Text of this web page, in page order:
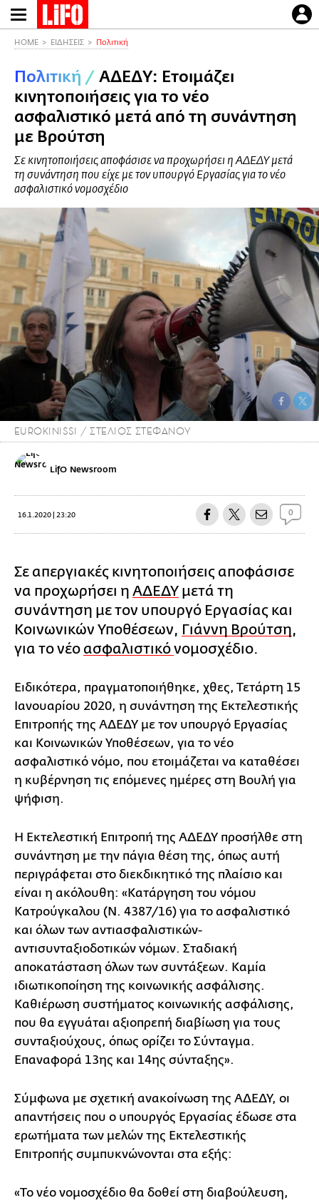
Παράκαμψη
προς
περιεχόμενο
HOME ΕΙΔΗΣΕΙΣ Πολιτική
Πολιτική / ΑΔΕΔΥ: Ετοιμάζει
κινητοποιήσεις για το νέο
ασφαλιστικό μετά από τη συνάντηση
με Βρούτση
Σε κινητοποιήσεις αποφάσισε να προχωρήσει η ΑΔΕΔΥ μετά
τη συνάντηση που είχε με τον υπουργό Εργασίας για το νέο
ασφαλιστικό νομοσχέδιο
EUROKINISSI / ΣΤΕΛΙΟΣ ΣΤΕΦΑΝΟΥ
LifO Newsroom
16.1.2020 | 23:20 0
Σε απεργιακές κινητοποιήσεις αποφάσισε
να προχωρήσει η ΑΔΕΔΥ μετά τη
συνάντηση με τον υπουργό Εργασίας και
Κοινωνικών Υποθέσεων, Γιάννη Βρούτση,
για το νέο ασφαλιστικόνομοσχέδιο.
Ειδικότερα, πραγματοποιήθηκε, χθες, Τετάρτη 15
Ιανουαρίου 2020, η συνάντηση της Εκτελεστικής
Επιτροπής της ΑΔΕΔΥ με τον υπουργό Εργασίας
και Κοινωνικών Υποθέσεων, για το νέο
ασφαλιστικό νόμο, που ετοιμάζεται να καταθέσει
η κυβέρνηση τις επόμενες ημέρες στη Βουλή για
ψήφιση.
Η Εκτελεστική Επιτροπή της ΑΔΕΔΥ προσήλθε στη
συνάντηση με την πάγια θέση της, όπως αυτή
περιγράφεται στο διεκδικητικό της πλαίσιο και
είναι η ακόλουθη: «Κατάργηση του νόμου
Κατρούγκαλου (Ν. 4387/16) για το ασφαλιστικό
και όλων των αντιασφαλιστικών-
αντισυνταξιοδοτικών νόμων. Σταδιακή
αποκατάσταση όλων των συντάξεων. Καμία
ιδιωτικοποίηση της κοινωνικής ασφάλισης.
Καθιέρωση συστήματος κοινωνικής ασφάλισης,
που θα εγγυάται αξιοπρεπή διαβίωση για τους
συνταξιούχους, όπως ορίζει το Σύνταγμα.
Επαναφορά 13ης και 14ης σύνταξης».
Σύμφωνα με σχετική ανακοίνωση της ΑΔΕΔΥ, οι
απαντήσεις που ο υπουργός Εργασίας έδωσε στα
ερωτήματα των μελών της Εκτελεστικής
Επιτροπής συμπυκνώνονται στα εξής:
«Το νέο νομοσχέδιο θα δοθεί στη διαβούλευση,